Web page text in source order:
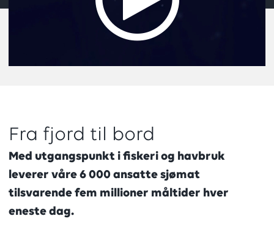
Fra fjord til bord
Med utgangspunkt i fiskeri og havbruk
leverer våre 6 000 ansatte sjømat
tilsvarende fem millioner måltider hver
eneste dag.